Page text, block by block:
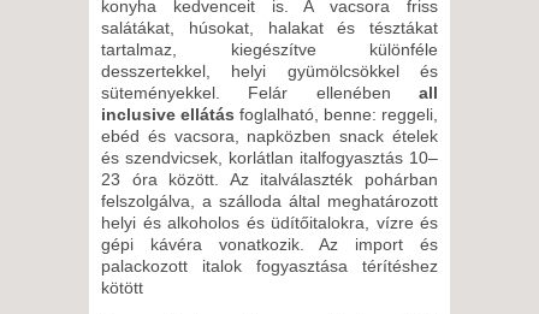
2026. SZEPTEMBER 26.,
SZOMBAT -
15 NAP / 14 ÉJSZAKA
2026. SZEPTEMBER 26.,
SZOMBAT -
8 NAP / 7 ÉJSZAKA
2026. SZEPTEMBER 28.,
HÉTFŐ -
8 NAP / 7 ÉJSZAKA
konyha kedvenceit is. A vacsora friss
salátákat, húsokat, halakat és tésztákat
tartalmaz, kiegészítve különféle
desszertekkel, helyi gyümölcsökkel és
süteményekkel. Felár ellenében all
inclusive ellátás foglalható, benne: reggeli,
ebéd és vacsora, napközben snack ételek
és szendvicsek, korlátlan italfogyasztás 10–
23 óra között. Az italválaszték pohárban
felszolgálva, a szálloda által meghatározott
helyi és alkoholos és üdítőitalokra, vízre és
gépi kávéra vonatkozik. Az import és
palackozott italok fogyasztása térítéshez
kötött